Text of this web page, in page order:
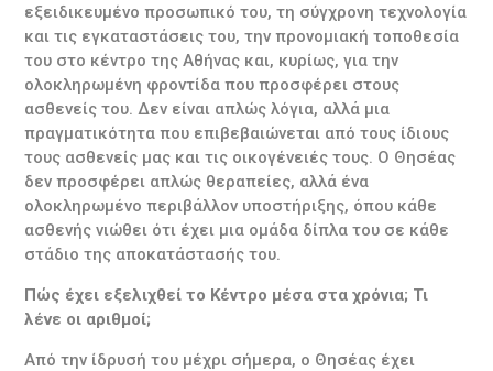
εξειδικευμένο προσωπικό του, τη σύγχρονη τεχνολογία
και τις εγκαταστάσεις του, την προνομιακή τοποθεσία
του στο κέντρο της Αθήνας και, κυρίως, για την
ολοκληρωμένη φροντίδα που προσφέρει στους
ασθενείς του. Δεν είναι απλώς λόγια, αλλά μια
πραγματικότητα που επιβεβαιώνεται από τους ίδιους
τους ασθενείς μας και τις οικογένειές τους. Ο Θησέας
δεν προσφέρει απλώς θεραπείες, αλλά ένα
ολοκληρωμένο περιβάλλον υποστήριξης, όπου κάθε
ασθενής νιώθει ότι έχει μια ομάδα δίπλα του σε κάθε
στάδιο της αποκατάστασής του.
Πώς έχει εξελιχθεί το Κέντρο μέσα στα χρόνια; Τι
λένε οι αριθμοί;
Από την ίδρυσή του μέχρι σήμερα, ο Θησέας έχει